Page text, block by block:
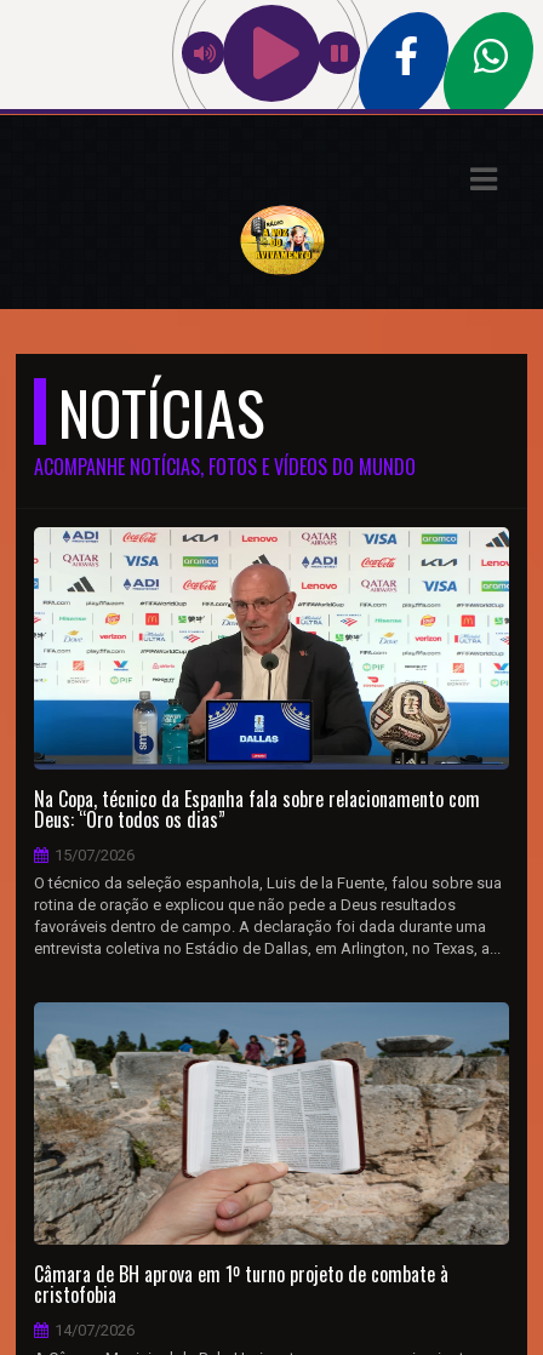
NOTÍCIAS
ACOMPANHE NOTÍCIAS, FOTOS E VÍDEOS DO MUNDO
Na Copa, técnico da Espanha fala sobre relacionamento com
Deus: “Oro todos os dias”
15/07/2026
O técnico da seleção espanhola, Luis de la Fuente, falou sobre sua
rotina de oração e explicou que não pede a Deus resultados
favoráveis dentro de campo. A declaração foi dada durante uma
entrevista coletiva no Estádio de Dallas, em Arlington, no Texas, a...
Câmara de BH aprova em 1º turno projeto de combate à
cristofobia
14/07/2026